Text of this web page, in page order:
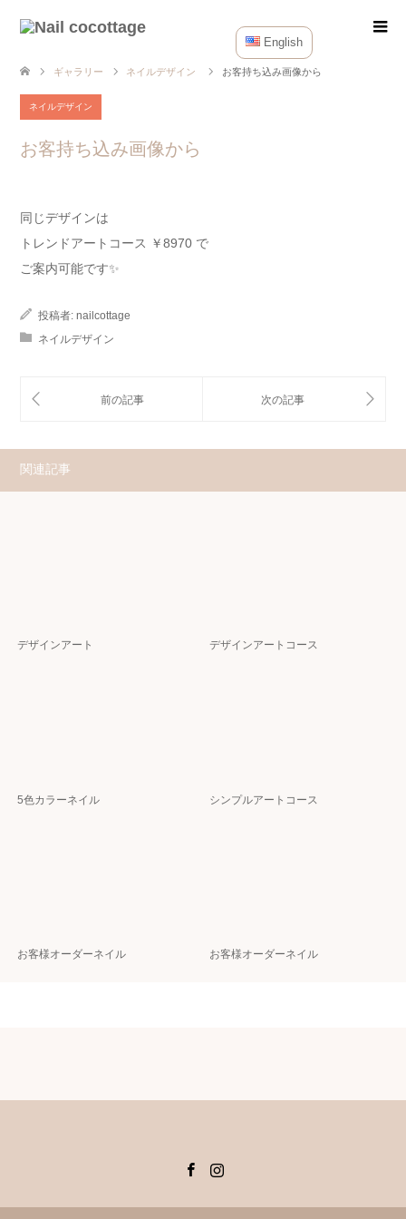
ギャラリー ネイルデザイン お客持ち込み画像から
ネイルデザイン
お客持ち込み画像から
同じデザインは
トレンドアートコース ￥8970 で
ご案内可能です✨
投稿者: nailcottage
ネイルデザイン
関連記事
デザインアート デザインアートコース
5色カラーネイル シンプルアートコース
お客様オーダーネイル お客様オーダーネイル
English